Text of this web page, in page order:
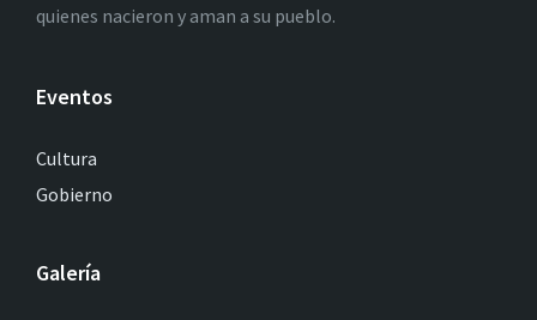
quienes nacieron y aman a su pueblo.
Eventos
Cultura
Gobierno
Galería